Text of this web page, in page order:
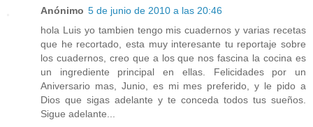
Anónimo 5 de junio de 2010 a las 20:46
hola Luis yo tambien tengo mis cuadernos y varias recetas
que he recortado, esta muy interesante tu reportaje sobre
los cuadernos, creo que a los que nos fascina la cocina es
un ingrediente principal en ellas. Felicidades por un
Aniversario mas, Junio, es mi mes preferido, y le pido a
Dios que sigas adelante y te conceda todos tus sueños.
Sigue adelante...